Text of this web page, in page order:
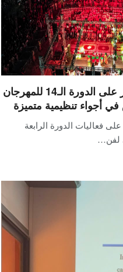
الدشيرة تسدل الستار على الدورة الـ14 للمهرجان
أجواء تنظيمية متميزة
فعاليات الدورة الرابعة
لفن…